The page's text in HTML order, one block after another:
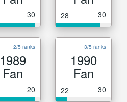
30 28 30
2/5 ranks
1989
Fan
20
3/5 ranks
1990
Fan
22 30